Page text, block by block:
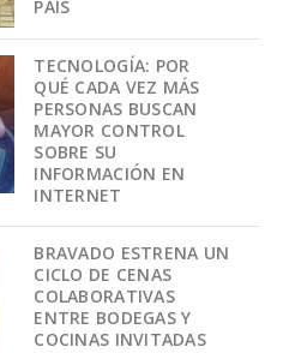
PAÍS
TECNOLOGÍA: POR
QUÉ CADA VEZ MÁS
PERSONAS BUSCAN
MAYOR CONTROL
SOBRE SU
INFORMACIÓN EN
INTERNET
BRAVADO ESTRENA UN
CICLO DE CENAS
COLABORATIVAS
ENTRE BODEGAS Y
COCINAS INVITADAS